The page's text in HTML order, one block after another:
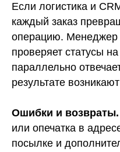
Если логистика и
каждый заказ
операцию. Менеджер
проверяет статусы
параллельно
результате
Ошибки и возвраты.
или опечатка в
посылке и